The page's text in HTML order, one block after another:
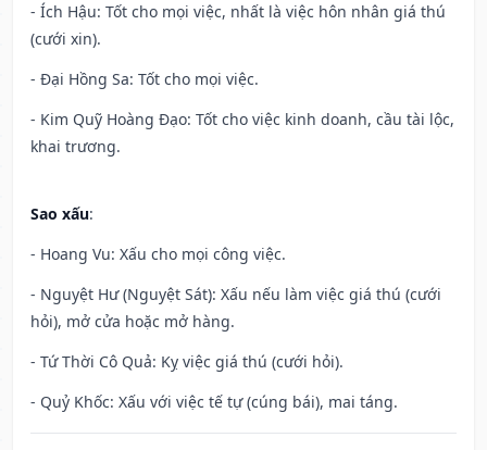
- Ích Hậu: Tốt cho mọi việc, nhất là việc hôn nhân giá thú
(cưới xin).
- Đại Hồng Sa: Tốt cho mọi việc.
- Kim Quỹ Hoàng Đạo: Tốt cho việc kinh doanh, cầu tài lộc,
khai trương.
Sao xấu:
- Hoang Vu: Xấu cho mọi công việc.
- Nguyệt Hư (Nguyệt Sát): Xấu nếu làm việc giá thú (cưới
hỏi), mở cửa hoặc mở hàng.
- Tứ Thời Cô Quả: Kỵ việc giá thú (cưới hỏi).
- Quỷ Khốc: Xấu với việc tế tự (cúng bái), mai táng.